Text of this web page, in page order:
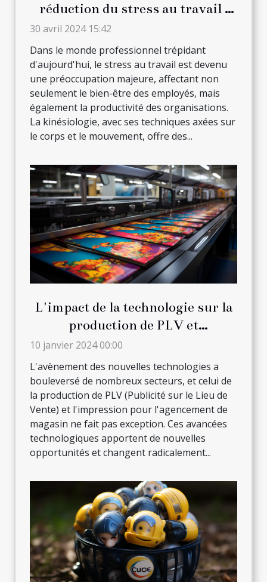
réduction du stress au travail :
Stratégies et techniques
30 avril 2024 15:42
Dans le monde professionnel trépidant
d'aujourd'hui, le stress au travail est devenu
une préoccupation majeure, affectant non
seulement le bien-être des employés, mais
également la productivité des organisations.
La kinésiologie, avec ses techniques axées sur
le corps et le mouvement, offre des...
L'impact de la technologie sur la
production de PLV et
l'impression pour l'agencement
de magasin
10 janvier 2024 00:00
L'avènement des nouvelles technologies a
bouleversé de nombreux secteurs, et celui de
la production de PLV (Publicité sur le Lieu de
Vente) et l'impression pour l'agencement de
magasin ne fait pas exception. Ces avancées
technologiques apportent de nouvelles
opportunités et changent radicalement...